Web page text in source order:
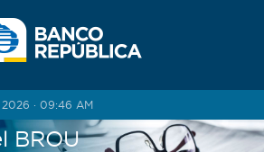
· 09:46 AM
BROU